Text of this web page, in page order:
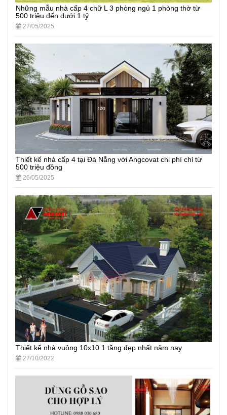
Những mẫu nhà cấp 4 chữ L 3 phòng ngủ 1 phòng thờ từ
500 triệu đến dưới 1 tỷ
27/05/2025
Thiết kế nhà cấp 4 tại Đà Nẵng với Angcovat chi phí chỉ từ
500 triệu đồng
26/05/2025
Thiết kế nhà vuông 10x10 1 tầng đẹp nhất năm nay
27/10/2022